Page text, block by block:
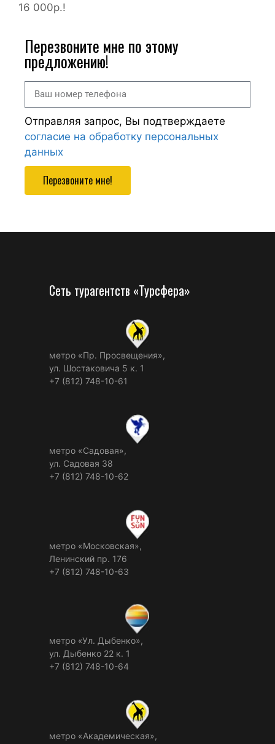
16 000р.!
Перезвоните мне по этому
предложению!
Отправляя запрос, Вы подтверждаете
согласие на обработку персональных
данных
Перезвоните мне!
Сеть турагентств «Турсфера»
метро «Пр. Просвещения»,
ул. Шостаковича 5 к. 1
+7 (812) 748-10-61
метро «Садовая»,
ул. Садовая 38
+7 (812) 748-10-62
метро «Московская»,
Ленинский пр. 176
+7 (812) 748-10-63
метро «Ул. Дыбенко»,
ул. Дыбенко 22 к. 1
+7 (812) 748-10-64
метро «Академическая»,